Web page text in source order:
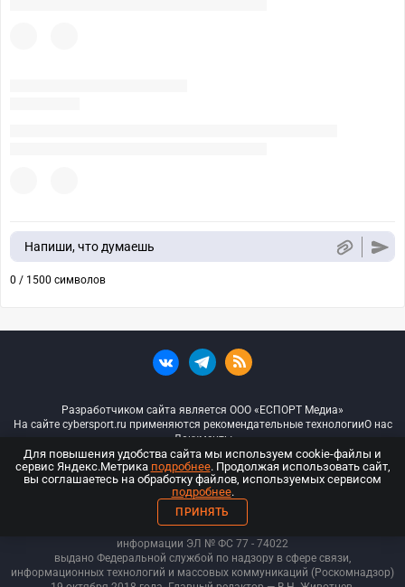
Напиши, что думаешь
0 / 1500 символов
Разработчиком сайта является ООО «ЕСПОРТ Медиа»
На сайте cybersport.ru применяются рекомендательные технологииО нас
Документы
© ООО «Киберспорт.ру» — Все права защищены
18+
ООО «Киберспорт.ру». Свидетельство о регистрации средств массовой
информации ЭЛ № ФС 77 - 74022
выдано Федеральной службой по надзору в сфере связи,
информационных технологий и массовых коммуникаций (Роскомнадзор)
Для повышения удобства сайта мы используем cookie-файлы и
сервис Яндекс.Метрика подробнее. Продолжая использовать сайт,
вы соглашаетесь на обработку файлов, используемых сервисом
подробнее.
ПРИНЯТЬ